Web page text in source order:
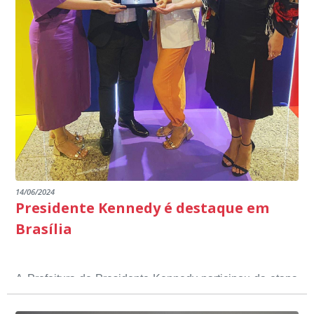
14/06/2024
Presidente Kennedy é destaque em
Brasília
A Prefeitura de Presidente Kennedy participou da etapa
nacional do 12º Prêmio Sebrae Prefeitura